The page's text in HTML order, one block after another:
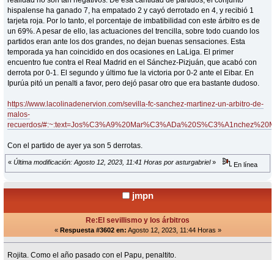
hispalense ha ganado 7, ha empatado 2 y cayó derrotado en 4, y recibió 1
tarjeta roja. Por lo tanto, el porcentaje de imbatibilidad con este árbitro es de
un 69%. A pesar de ello, las actuaciones del trencilla, sobre todo cuando los
partidos eran ante los dos grandes, no dejan buenas sensaciones. Esta
temporada ya han coincidido en dos ocasiones en LaLiga. El primer
encuentro fue contra el Real Madrid en el Sánchez-Pizjuán, que acabó con
derrota por 0-1. El segundo y último fue la victoria por 0-2 ante el Eibar. En
Ipurúa pitó un penalti a favor, pero dejó pasar otro que era bastante dudoso.
https://www.lacolinadenervion.com/sevilla-fc-sanchez-martinez-un-arbitro-de-
malos-
recuerdos/
Con el partido de ayer ya son 5 derrotas.
« Última modificación: Agosto 12, 2023, 11:41 Horas por asturgabriel» En línea
jmpn
Re:El sevillismo y los árbitros
« Respuesta #3602 en: Agosto 12, 2023, 11:44 Horas »
Rojita. Como el año pasado con el Papu, penaltito.